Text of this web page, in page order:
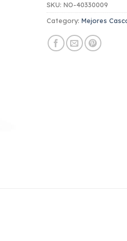
SKU: NO-40330009
Category: Mejores